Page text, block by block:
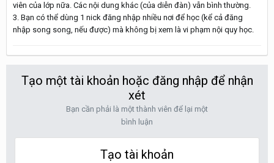
viên của lớp nữa. Các nội dung khác (của diễn đàn) vẫn bình thường.
3. Bạn có thể dùng 1 nick đăng nhập nhiều nơi để học (kể cả đăng
nhập song song, nếu được) mà không bị xem là vi phạm nội quy học.
Tạo một tài khoản hoặc đăng nhập để nhận
xét
Bạn cần phải là một thành viên để lại một
bình luận
Tạo tài khoản